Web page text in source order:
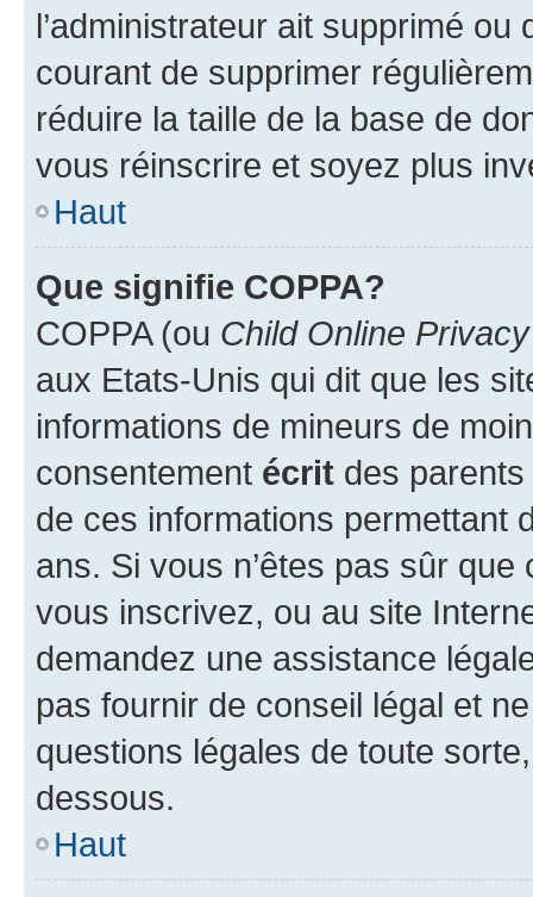
l’administrateur ait supprimé
courant de supprimer
réduire la taille de la base de
vous réinscrire et soyez plus
Haut
Que signifie COPPA?
COPPA (ou Child Online
aux Etats-Unis qui dit que les
informations de mineurs de
consentement écrit des parents
de ces informations permettant
ans. Si vous n’êtes pas sûr
vous inscrivez, ou au site
demandez une assistance
pas fournir de conseil légal et
questions légales de toute
dessous.
Haut